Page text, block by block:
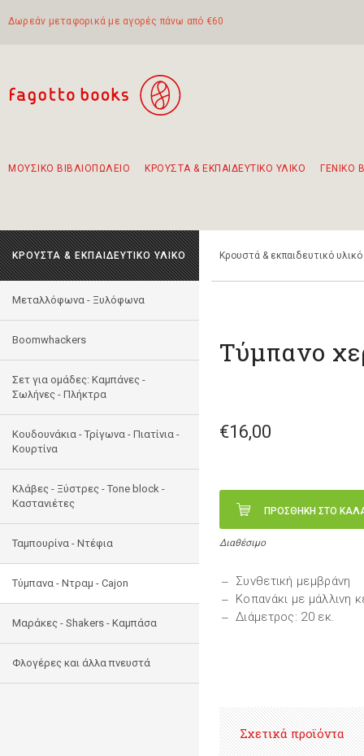
Δωρεάν μεταφορικά με αγορές πάνω από €60
ΜΟΥΣΙΚΟ ΒΙΒΛΙΟΠΩΛΕΙΟ ΚΡΟΥΣΤΑ & ΕΚΠΑΙΔΕΥΤΙΚΟ ΥΛΙΚΟ ΓΕΝΙΚΟ
ΚΡΟΥΣΤΑ & ΕΚΠΑΙΔΕΥΤΙΚΟ ΥΛΙΚΟ
Mεταλλόφωνα - Ξυλόφωνα
Boomwhackers
Σετ για ομάδες: Καμπάνες -
Σωλήνες - Πλήκτρα
Κουδουνάκια - Τρίγωνα - Πιατίνια -
Κουρτίνα
Κλάβες - Ξύστρες - Tone block -
Καστανιέτες
Ταμπουρίνα - Ντέφια
Τύμπανα - Ντραμ - Cajon
Μαράκες - Shakers - Kαμπάσα
Φλογέρες και άλλα πνευστά
Κρουστά & εκπαιδευτικό υλικό
Τύμπανο
€16,00
ΠΡΟΣΘΗΚΗ ΣΤΟ
Διαθέσιμο
Συνθετική μεμβράνη
Κοπανάκι με μάλλινη
Διάμετρος: 20 εκ.
Σχετικά προϊόντα